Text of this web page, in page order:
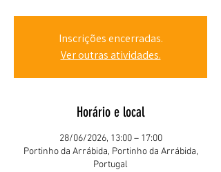
Inscrições encerradas.
Ver outras atividades.
Horário e local
28/06/2026, 13:00 – 17:00
Portinho da Arrábida, Portinho da Arrábida,
Portugal